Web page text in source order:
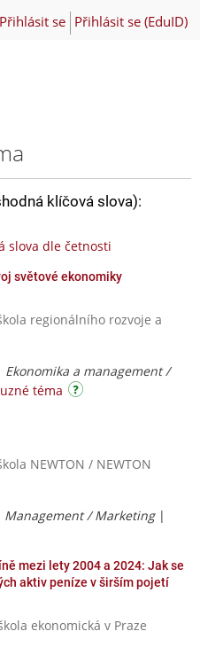
Přihlásit se Přihlásit se (EduID)
klíčová slova):
slova dle četnosti
světové ekonomiky
regionálního rozvoje a
Ekonomika a management /
téma
NEWTON / NEWTON
Management / Marketing|
mezi lety 2004 a 2024: Jak se
aktiv peníze v širším pojetí
ekonomická v Praze